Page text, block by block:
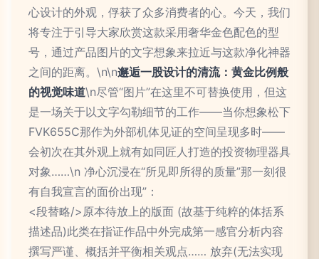
心设计的外观，俘获了众多消费者的心。今天，我们
将专注于引导大家欣赏这款采用奢华金色配色的型
号，通过产品图片的文字想象来拉近与这款净化神器
之间的距离。\n\n邂逅一股设计的清流：黄金比例般
的视觉味道\n尽管“图片”在这里不可替换使用，但这
是一场关于以文字勾勒细节的工作——当你想象松下
FVK655C那作为外部机体见证的空间呈现多时——
会初次在其外观上就有如同匠人打造的投资物理器具
对象……\n 净心沉浸在“所见即所得的质量”那一刻很
有自我宣言的面价出现”：
<段替略/>原本待放上的版面 (故基于纯粹的体括系
描述品)此类在指证作品中外完成第一感官分析内容
撰写严谨、概括并平衡相关观点…… 放弃(无法实现